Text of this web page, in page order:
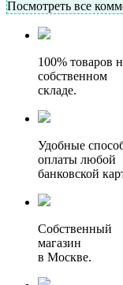
Посмотреть все
100% товаров
собственном
складе.
Удобные
оплаты любой
банковской
Собственный
магазин
в Москве.